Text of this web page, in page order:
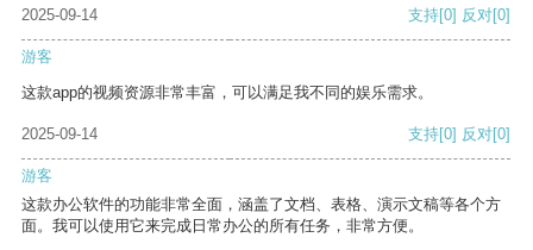
2025-09-14
支持[0] 反对[0]
游客
这款app的视频资源非常丰富，可以满足我不同的娱乐需求。
2025-09-14 支持[0] 反对[0]
游客
这款办公软件的功能非常全面，涵盖了文档、表格、演示文稿等各个方
面。我可以使用它来完成日常办公的所有任务，非常方便。